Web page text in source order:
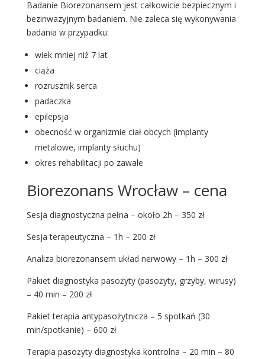
Badanie Biorezonansem jest całkowicie bezpiecznym i
bezinwazyjnym badaniem. Nie zaleca się wykonywania
badania w przypadku:
wiek mniej niż 7 lat
ciąża
rozrusznik serca
padaczka
epilepsja
obecność w organizmie ciał obcych (implanty
metalowe, implanty słuchu)
okres rehabilitacji po zawale
Biorezonans Wrocław – cena
Sesja diagnostyczna pełna – około 2h – 350 zł
Sesja terapeutyczna – 1h – 200 zł
Analiza biorezonansem układ nerwowy – 1h – 300 zł
Pakiet diagnostyka pasożyty (pasożyty, grzyby, wirusy)
– 40 min – 200 zł
Pakiet terapia antypasożytnicza – 5 spotkań (30
min/spotkanie) – 600 zł
Terapia pasożyty diagnostyka kontrolna – 20 min – 80